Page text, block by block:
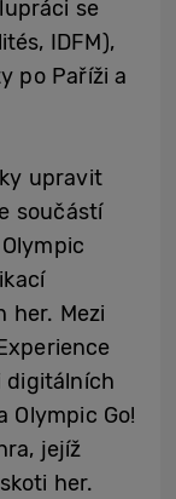
se
IDFM),
po Paříži a
upravit
součástí
her. Mezi
digitálních
Olympic Go!
jejíž
her.